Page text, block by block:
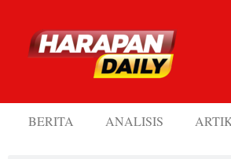
BERITA ANALISIS